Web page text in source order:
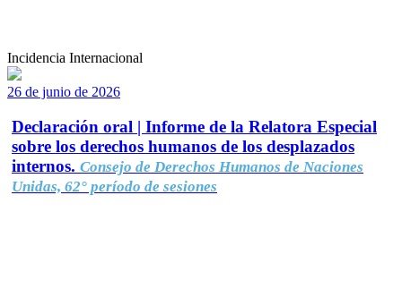
Incidencia Internacional
26 de junio de 2026
Declaración oral | Informe de la Relatora Especial
sobre los derechos humanos de los desplazados
internos. Consejo de Derechos Humanos de Naciones
Unidas, 62° período de sesiones